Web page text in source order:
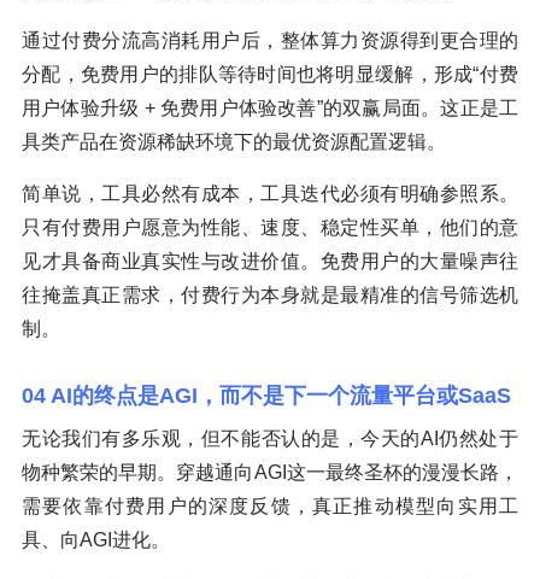
通过付费分流高消耗用户后，整体算力资源得到更合理的
分配，免费用户的排队等待时间也将明显缓解，形成“付费
用户体验升级 + 免费用户体验改善”的双赢局面。这正是工
具类产品在资源稀缺环境下的最优资源配置逻辑。
简单说，工具必然有成本，工具迭代必须有明确参照系。
只有付费用户愿意为性能、速度、稳定性买单，他们的意
见才具备商业真实性与改进价值。免费用户的大量噪声往
往掩盖真正需求，付费行为本身就是最精准的信号筛选机
制。
04 AI的终点是AGI，而不是下一个流量平台或SaaS
无论我们有多乐观，但不能否认的是，今天的AI仍然处于
物种繁荣的早期。穿越通向AGI这一最终圣杯的漫漫长路，
需要依靠付费用户的深度反馈，真正推动模型向实用工
具、向AGI进化。